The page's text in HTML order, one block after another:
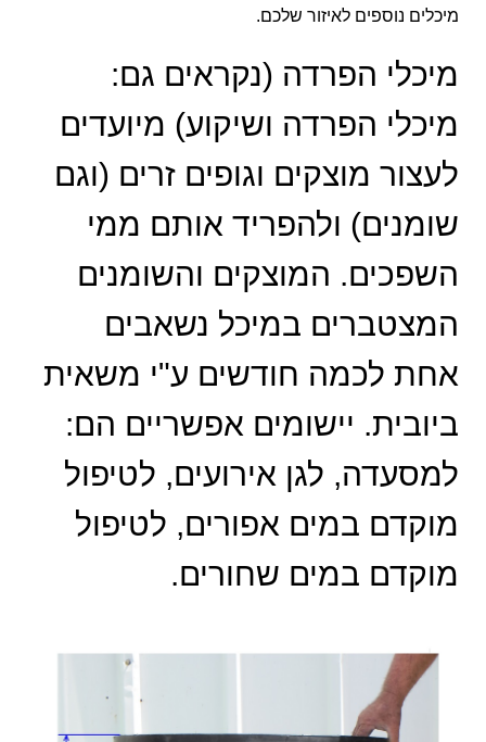
מיכלים נוספים לאיזור שלכם.
מיכלי הפרדה (נקראים גם:
מיכלי הפרדה ושיקוע) מיועדים
לעצור מוצקים וגופים זרים (וגם
שומנים) ולהפריד אותם ממי
השפכים. המוצקים והשומנים
המצטברים במיכל נשאבים
אחת לכמה חודשים ע"י משאית
ביובית. יישומים אפשריים הם:
למסעדה, לגן אירועים, לטיפול
מוקדם במים אפורים, לטיפול
מוקדם במים שחורים.